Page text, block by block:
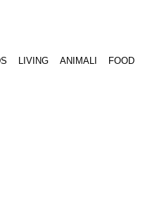
LIVING ANIMALI FOOD